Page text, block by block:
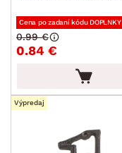
Cena po zadaní kódu DOPLNKY
0.84 €
0.99 €
Výpredaj